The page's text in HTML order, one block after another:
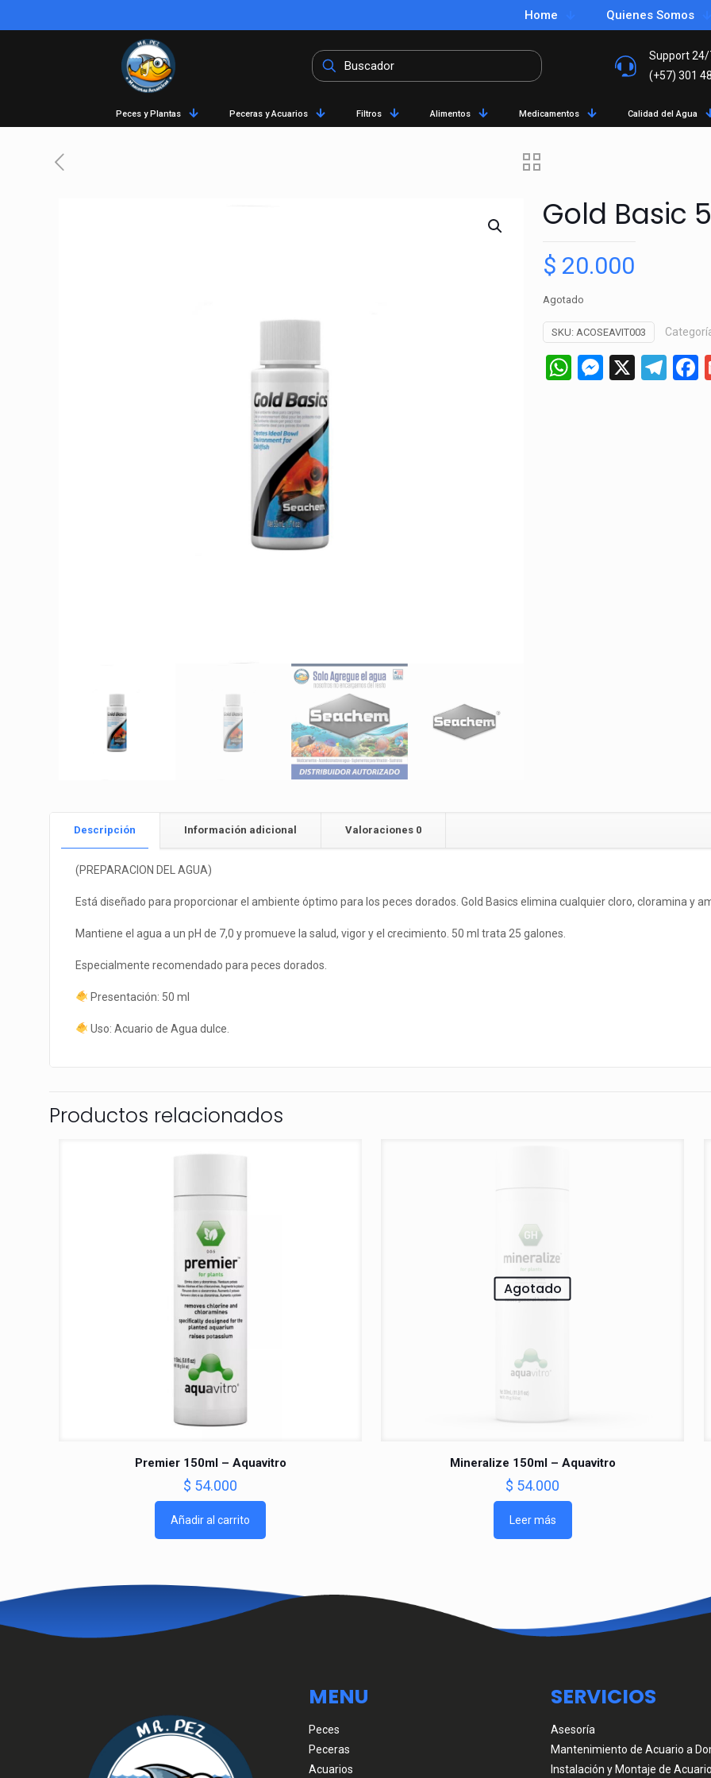
Home Quienes Somos
Support
(+57) 301
Peces y Plantas Peceras y Acuarios Filtros Alimentos Medicamentos Calidad del Agua
Gold Basic
$ 20.000
Agotado
SKU: ACOSEAVIT003
WhatsApp
X
Descripción Información adicional Valoraciones 0
(PREPARACION DEL AGUA)
Está diseñado para proporcionar el ambiente óptimo para los peces dorados. Gold Basics elimina cualquier cloro, cloramina y
Mantiene el agua a un pH de 7,0 y promueve la salud, vigor y el crecimiento. 50 ml trata 25 galones.
Especialmente recomendado para peces dorados.
Presentación: 50 ml
Uso: Acuario de Agua dulce.
Productos relacionados
Premier 150ml – Aquavitro
$ 54.000
Añadir al carrito
Agotado
Mineralize 150ml – Aquavitro
$ 54.000
Leer más
MENU
Peces
Peceras
Acuarios
SERVICIOS
Asesoría
Mantenimiento de Acuario a
Instalación y Montaje de Acuario